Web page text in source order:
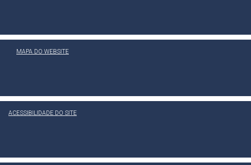
MAPA DO WEBSITE
ACESSIBILIDADE DO SITE